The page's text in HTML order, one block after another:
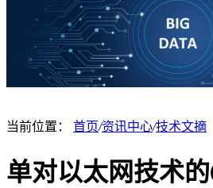
当前位置： 首页/资讯中心/技术文摘
单对以太网技术